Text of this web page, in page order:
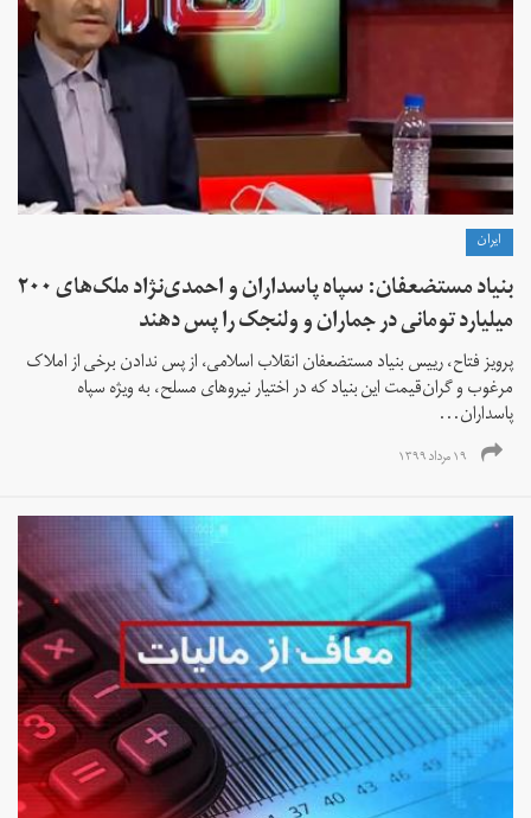
ايران
بنیاد مستضعفان: سپاه پاسداران و احمدی‌نژاد ملک‌های ۲۰۰
میلیارد تومانی در جماران و ولنجک را پس دهند
پرویز فتاح، رییس بنیاد مستضعفان انقلاب اسلامی، از پس ندادن برخی از املاک
مرغوب و گران‌قیمت این بنیاد که در اختیار نیروهای مسلح، به ویژه سپاه
پاسداران...
۱۹ مرداد ۱۳۹۹